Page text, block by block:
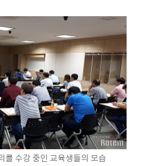
수강 중인 교육생들의 모습